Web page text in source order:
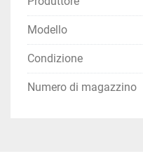
Modello
Condizione
Numero di magazzino